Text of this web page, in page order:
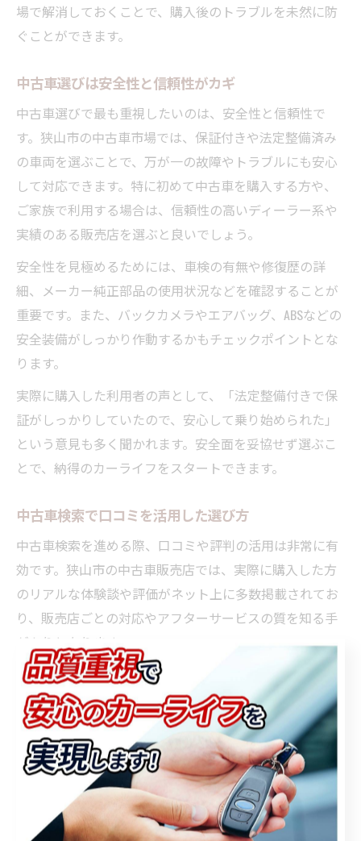
場で解消しておくことで、購入後のトラブルを未然に防
ぐことができます。
中古車選びは安全性と信頼性がカギ
中古車選びで最も重視したいのは、安全性と信頼性で
す。狭山市の中古車市場では、保証付きや法定整備済み
の車両を選ぶことで、万が一の故障やトラブルにも安心
して対応できます。特に初めて中古車を購入する方や、
ご家族で利用する場合は、信頼性の高いディーラー系や
実績のある販売店を選ぶと良いでしょう。
安全性を見極めるためには、車検の有無や修復歴の詳
細、メーカー純正部品の使用状況などを確認することが
重要です。また、バックカメラやエアバッグ、ABSなどの
安全装備がしっかり作動するかもチェックポイントとな
ります。
実際に購入した利用者の声として、「法定整備付きで保
証がしっかりしていたので、安心して乗り始められた」
という意見も多く聞かれます。安全面を妥協せず選ぶこ
とで、納得のカーライフをスタートできます。
中古車検索で口コミを活用した選び方
中古車検索を進める際、口コミや評判の活用は非常に有
効です。狭山市の中古車販売店では、実際に購入した方
のリアルな体験談や評価がネット上に多数掲載されてお
り、販売店ごとの対応やアフターサービスの質を知る手
がかりとなります。
口コミを参考にすることで、「問い合わせへの迅速な対
応」「納車までの流れがスムーズ」「支払総額が明確で
安心できた」といった具体的なメリットや注意点が見え
てきます。特に初めて中古車を購入する方にとっては、
先輩ユーザーの失敗談や成功談が大きな判断材料となる
でしょう。
口コミをチェックする際は、販売店の公式サイトや中古